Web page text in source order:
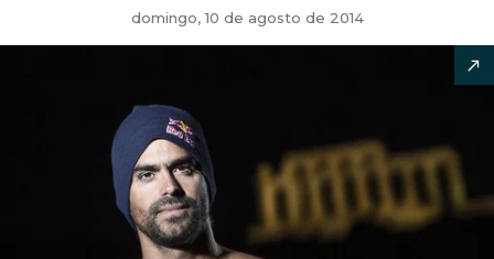
domingo, 10 de agosto de 2014